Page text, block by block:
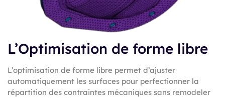
L’Optimisation de forme libre
L’optimisation de forme libre permet d’ajuster
automatiquement les surfaces pour perfectionner la
répartition des contraintes mécaniques sans remodeler